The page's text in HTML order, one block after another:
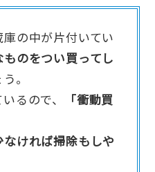
の中が片付いてい
ものをつい買ってし
。
るので、
「衝動買
なければ掃除もしや